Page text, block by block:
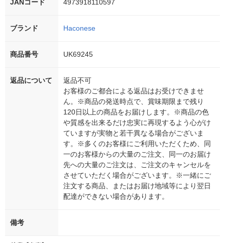
JANコード 4973918110597
ブランド Haconese
商品番号 UK69245
返品について
返品不可
お客様のご都合による返品はお受けできませ
ん。※商品の発送時点で、賞味期限まで残り
120日以上の商品をお届けします。※商品の色
や質感を出来るだけ忠実に再現するよう心がけ
ていますが実物と若干異なる場合がございま
す。※多くのお客様にご利用いただくため、同
一のお客様からの大量のご注文、同一のお届け
先への大量のご注文は、ご注文のキャンセルを
させていただく場合がございます。※一緒にご
注文する商品、またはお届け地域等により翌日
配達ができない場合があります。
備考